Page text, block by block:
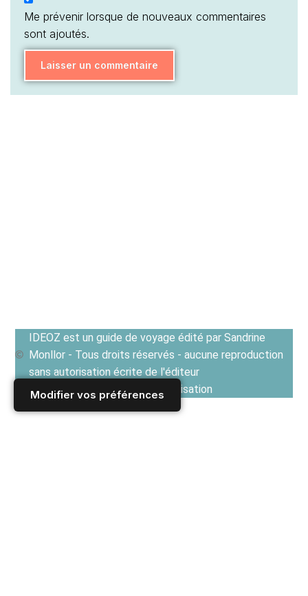
Modifier vos préférences
Me prévenir lorsque de nouveaux commentaires
sont ajoutés.
IDEOZ est un guide de voyage édité par Sandrine
Monllor - Tous droits réservés - aucune reproduction
sans autorisation écrite de l'éditeur
Voir les Conditions générales d'utilisation